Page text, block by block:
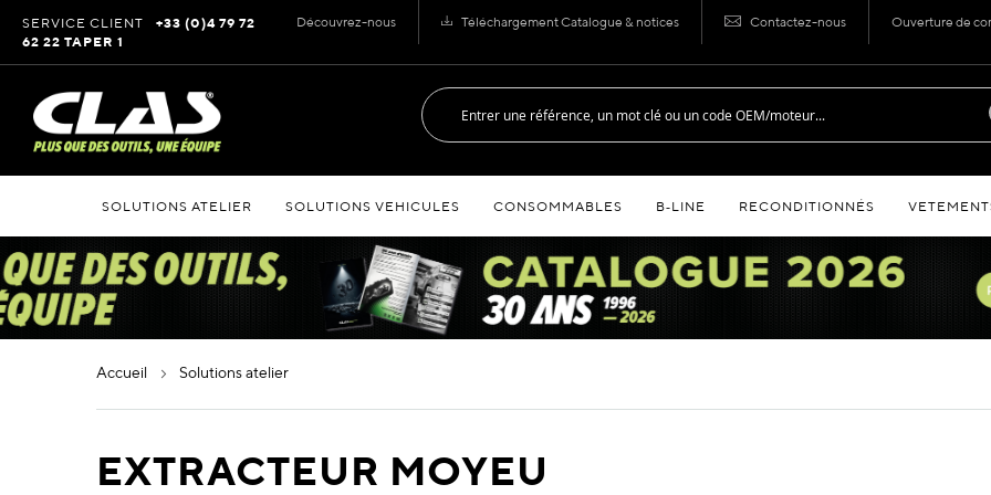
Découvrez-nous Téléchargement Catalogue & notices Contactez-nous Ouverture de
au
contenu
SERVICE CLIENT
+33 (0)4 79 72
62 22 TAPER 1
SOLUTIONS ATELIER SOLUTIONS VEHICULES CONSOMMABLES B‑LINE RECONDITIONNÉS
accueil solutions atelier
EXTRACTEUR MOYEU